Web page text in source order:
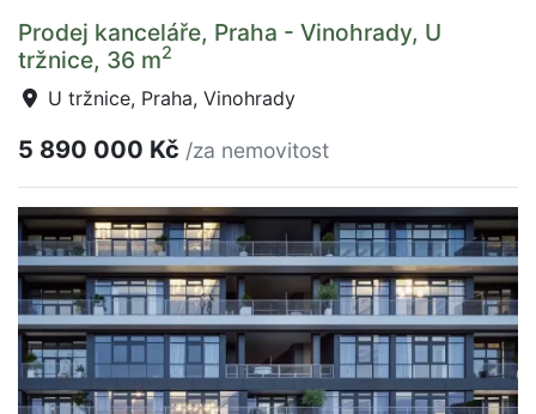
Prodej kanceláře, Praha - Vinohrady, U
tržnice, 36 m2
U tržnice, Praha, Vinohrady
5 890 000 Kč /za nemovitost